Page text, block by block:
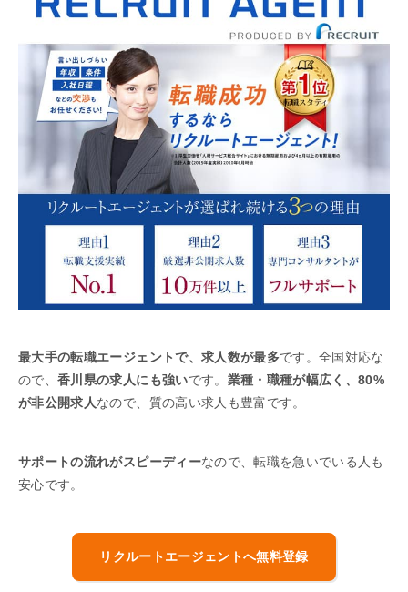
最大手の転職エージェントで、求人数が最多です。全国対応な
ので、香川県の求人にも強いです。 業種・職種が幅広く、80%
が非公開求人なので、質の高い求人も豊富です。
サポートの流れがスピーディーなので、転職を急いでいる人も
安心です。
リクルートエージェントへ無料登録